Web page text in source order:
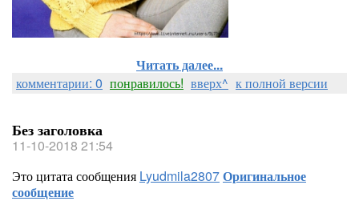
Читать далее...
комментарии: 0 понравилось! вверх^ к полной версии
Без заголовка
11-10-2018 21:54
Это цитата сообщения Lyudmila2807Оригинальное
сообщение